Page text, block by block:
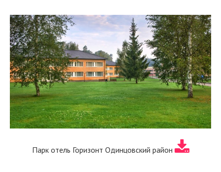
Парк отель Горизонт Одинцовский район